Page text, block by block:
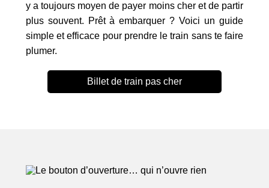
y a toujours moyen de payer moins cher et de partir
plus souvent. Prêt à embarquer ? Voici un guide
simple et efficace pour prendre le train sans te faire
plumer.
Billet de train pas cher